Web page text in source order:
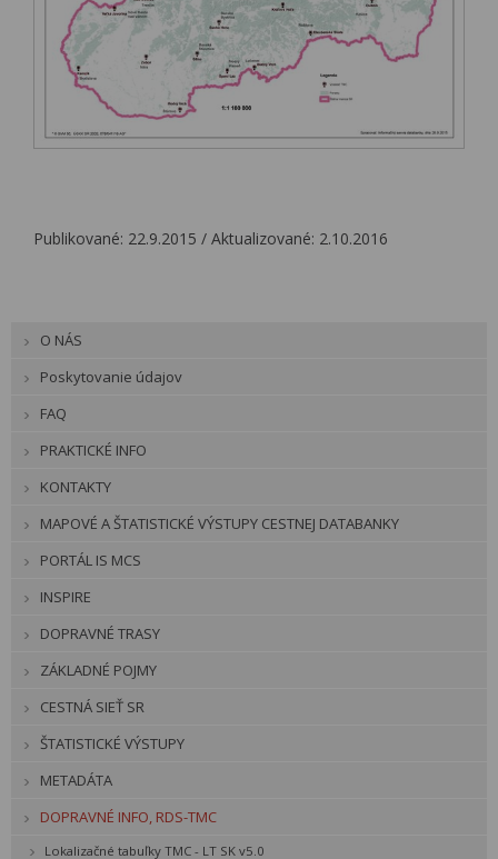
Publikované: 22.9.2015 / Aktualizované: 2.10.2016
O NÁS
Poskytovanie údajov
FAQ
PRAKTICKÉ INFO
KONTAKTY
MAPOVÉ A ŠTATISTICKÉ VÝSTUPY CESTNEJ DATABANKY
PORTÁL IS MCS
INSPIRE
DOPRAVNÉ TRASY
ZÁKLADNÉ POJMY
CESTNÁ SIEŤ SR
ŠTATISTICKÉ VÝSTUPY
METADÁTA
DOPRAVNÉ INFO, RDS-TMC
Lokalizačné tabuľky TMC - LT SK v5.0